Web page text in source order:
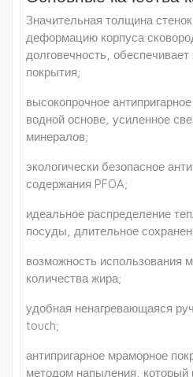
Значительная толщина
деформацию корпуса
долговечность,
покрытия;
высокопрочное
водной основе, усиленное
минералов;
экологически безопасное
содержания PFOA;
идеальное распределение
посуды, длительное
возможность использования
количества жира;
удобная ненагревающаяся
touch;
антипригарное мраморное
методом напыления, который